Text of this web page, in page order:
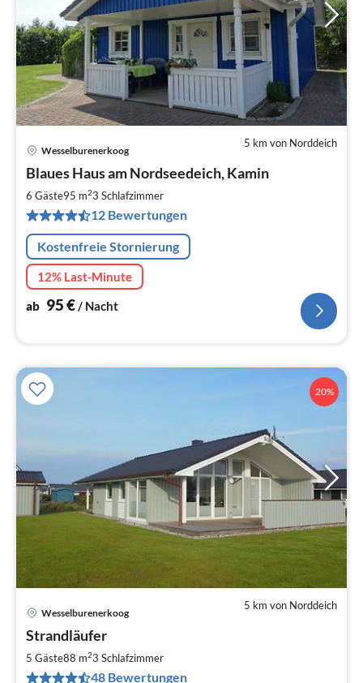
5 km von Norddeich
Wesselburenerkoog
Blaues Haus am Nordseedeich, Kamin
6 Gäste95 m23 Schlafzimmer
12 Bewertungen
Kostenfreie Stornierung
12% Last-Minute
ab 95€ / Nacht
20%
5 km von Norddeich
Wesselburenerkoog
Strandläufer
5 Gäste88 m23 Schlafzimmer
48 Bewertungen